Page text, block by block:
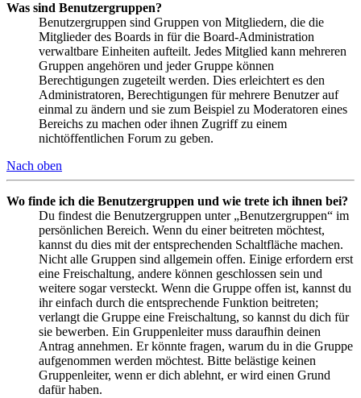
Was sind Benutzergruppen?
Benutzergruppen sind Gruppen von Mitgliedern, die die
Mitglieder des Boards in für die Board-Administration
verwaltbare Einheiten aufteilt. Jedes Mitglied kann mehreren
Gruppen angehören und jeder Gruppe können
Berechtigungen zugeteilt werden. Dies erleichtert es den
Administratoren, Berechtigungen für mehrere Benutzer auf
einmal zu ändern und sie zum Beispiel zu Moderatoren eines
Bereichs zu machen oder ihnen Zugriff zu einem
nichtöffentlichen Forum zu geben.
Nach oben
Wo finde ich die Benutzergruppen und wie trete ich ihnen bei?
Du findest die Benutzergruppen unter „Benutzergruppen“ im
persönlichen Bereich. Wenn du einer beitreten möchtest,
kannst du dies mit der entsprechenden Schaltfläche machen.
Nicht alle Gruppen sind allgemein offen. Einige erfordern erst
eine Freischaltung, andere können geschlossen sein und
weitere sogar versteckt. Wenn die Gruppe offen ist, kannst du
ihr einfach durch die entsprechende Funktion beitreten;
verlangt die Gruppe eine Freischaltung, so kannst du dich für
sie bewerben. Ein Gruppenleiter muss daraufhin deinen
Antrag annehmen. Er könnte fragen, warum du in die Gruppe
aufgenommen werden möchtest. Bitte belästige keinen
Gruppenleiter, wenn er dich ablehnt, er wird einen Grund
dafür haben.